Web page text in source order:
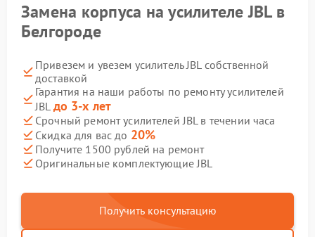
Замена корпуса на усилителе JBL в
Белгороде
Привезем и увезем усилитель JBL собственной
доставкой
Гарантия на наши работы по ремонту усилителей
JBL до 3-х лет
Срочный ремонт усилителей JBL в течении часа
Скидка для вас до 20%
Получите 1500 рублей на ремонт
Оригинальные комплектующие JBL
Получить консультацию